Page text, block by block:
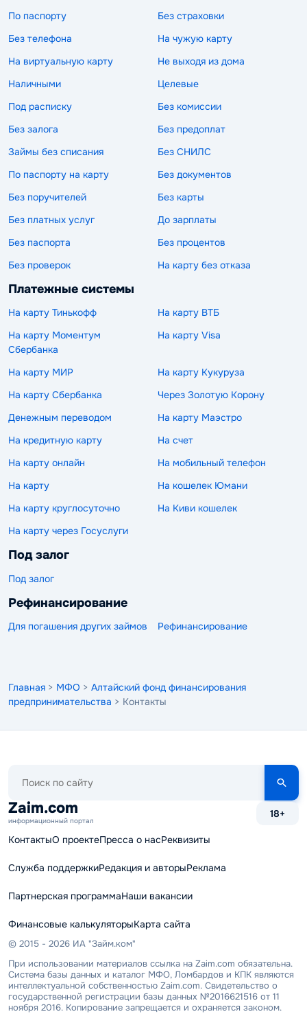
По паспорту
Без страховки
Без телефона
На чужую карту
На виртуальную карту
Не выходя из дома
Наличными
Целевые
Под расписку
Без комиссии
Без залога
Без предоплат
Займы без списания
Без СНИЛС
По паспорту на карту
Без документов
Без поручителей
Без карты
Без платных услуг
До зарплаты
Без паспорта
Без процентов
Без проверок
На карту без отказа
Платежные системы
На карту Тинькофф
На карту ВТБ
На карту Моментум
Сбербанка
На карту Visa
На карту МИР
На карту Кукуруза
На карту Сбербанка
Через Золотую Корону
Денежным переводом
На карту Маэстро
На кредитную карту
На счет
На карту онлайн
На мобильный телефон
На карту
На кошелек Юмани
На карту круглосуточно
На Киви кошелек
На карту через Госуслуги
Под залог
Под залог
Рефинансирование
Для погашения других займов Рефинансирование
Главная > МФО > Алтайский фонд финансирования
предпринимательства > Контакты
сайту
Zaim.com
информационный портал
18+
КонтактыО проектеПресса о насРеквизиты
Служба поддержкиРедакция и авторыРеклама
Партнерская программаНаши вакансии
Финансовые калькуляторыКарта сайта
© 2015 - 2026 ИА "Займ.ком"
При использовании материалов ссылка на Zaim.com обязательна.
Система базы данных и каталог МФО, Ломбардов и КПК являются
интеллектуальной собственностью Zaim.com. Свидетельство о
государственной регистрации базы данных №2016621516 от 11
ноября 2016. Копирование запрещается и охраняется законом.